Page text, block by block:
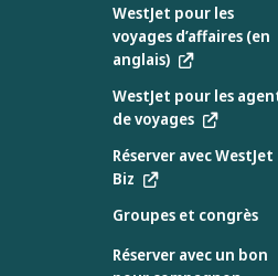
WestJet pour les
voyages d’affaires (en
anglais)
WestJet pour les
de voyages
Réserver avec WestJet
Biz
Groupes et congrès
Réserver avec un bon